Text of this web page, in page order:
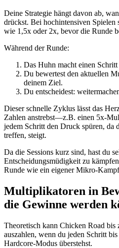
Deine Strategie hängt davon ab,
drückst. Bei hochintensiven
wie 1,5x oder 2x, bevor die Runde
Während der Runde:
Das Huhn macht einen
Du bewertest den aktuellen
deinem Ziel.
Du entscheidest:
Dieser schnelle Zyklus lässt das
Zahlen anstrebst—z.B. einen
jedem Schritt den Druck spüren, da
treffen, steigt.
Da die Sessions kurz sind, hast du
Entscheidungsmüdigkeit zu
Runde wie ein eigener
Multiplikatoren in
die Gewinne werden
Theoretisch kann Chicken Road bis
auszahlen, wenn du jeden Schritt
Hardcore‑Modus überstehst.